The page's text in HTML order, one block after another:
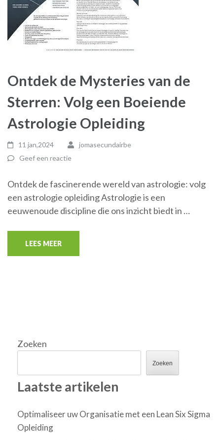
Ontdek de Mysteries van de
Sterren: Volg een Boeiende
Astrologie Opleiding
11 jan,2024
jomasecundairbe
Geef een reactie
Ontdek de fascinerende wereld van astrologie: volg
een astrologie opleiding Astrologie is een
eeuwenoude discipline die ons inzicht biedt in …
LEES MEER
Zoeken
Zoeken
Laatste artikelen
Optimaliseer uw Organisatie met een Lean Six Sigma
Opleiding